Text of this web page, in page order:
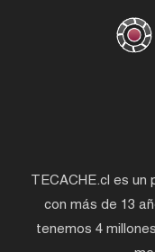
TECACHE.cl es
con más de 13
tenemos 4